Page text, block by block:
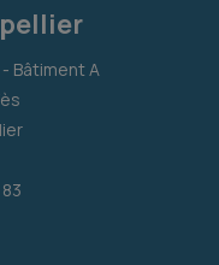
Bâtiment A